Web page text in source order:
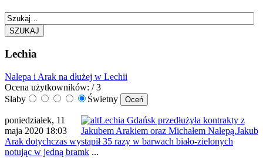
SZUKAJ
Lechia
Nalepa i Arak na dłużej w Lechii
Ocena użytkowników: / 3
Słaby
Świetny
poniedziałek, 11
maja 2020 18:03
Lechia Gdańsk przedłużyła kontrakty z
Jakubem Arakiem oraz Michałem Nalepą.Jakub
Arak dotychczas wystąpił 35 razy w barwach biało-zielonych
notując w jedną bramk ...